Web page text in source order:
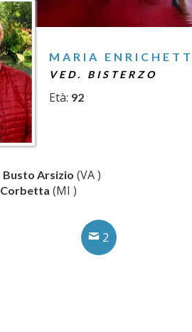
MARIA
VED. BISTERZO
Età: 92
Busto Arsizio (VA )
Corbetta (MI )
2